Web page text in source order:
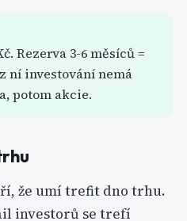
Rezerva 3-6 měsíců =
ní investování nemá
potom akcie.
že umí trefit dno trhu.
investorů se trefí